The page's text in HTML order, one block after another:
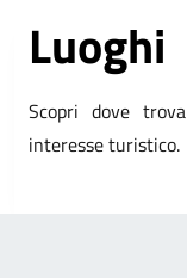
Luoghi
Scopri dove
interesse turistico.